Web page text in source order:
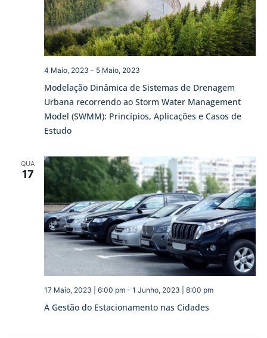
Modelação Dinâmica de Sistemas de Drenagem
Urbana recorrendo ao Storm Water Management
Model (SWMM): Princípios, Aplicações e Casos de
Estudo
4 Maio, 2023 - 5 Maio, 2023
QUA
17
A Gestão do Estacionamento nas Cidades
17 Maio, 2023 | 6:00 pm- 1 Junho, 2023 | 8:00 pm